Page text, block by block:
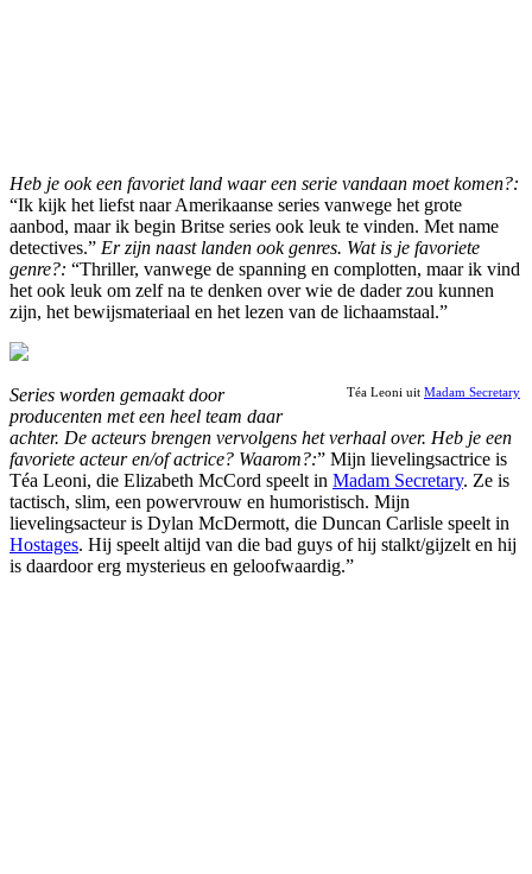
Heb je ook een favoriet land waar een serie vandaan moet komen?:
“Ik kijk het liefst naar Amerikaanse series vanwege het grote
aanbod, maar ik begin Britse series ook leuk te vinden. Met name
detectives.” Er zijn naast landen ook genres. Wat is je favoriete
genre?: “Thriller, vanwege de spanning en complotten, maar ik vind
het ook leuk om zelf na te denken over wie de dader zou kunnen
zijn, het bewijsmateriaal en het lezen van de lichaamstaal.”
Téa Leoni uit Madam Secretary
Series worden gemaakt door
producenten met een heel team daar
achter. De acteurs brengen vervolgens het verhaal over. Heb je een
favoriete acteur en/of actrice? Waarom?:” Mijn lievelingsactrice is
Téa Leoni, die Elizabeth McCord speelt in Madam Secretary. Ze is
tactisch, slim, een powervrouw en humoristisch. Mijn
lievelingsacteur is Dylan McDermott, die Duncan Carlisle speelt in
Hostages. Hij speelt altijd van die bad guys of hij stalkt/gijzelt en hij
is daardoor erg mysterieus en geloofwaardig.”